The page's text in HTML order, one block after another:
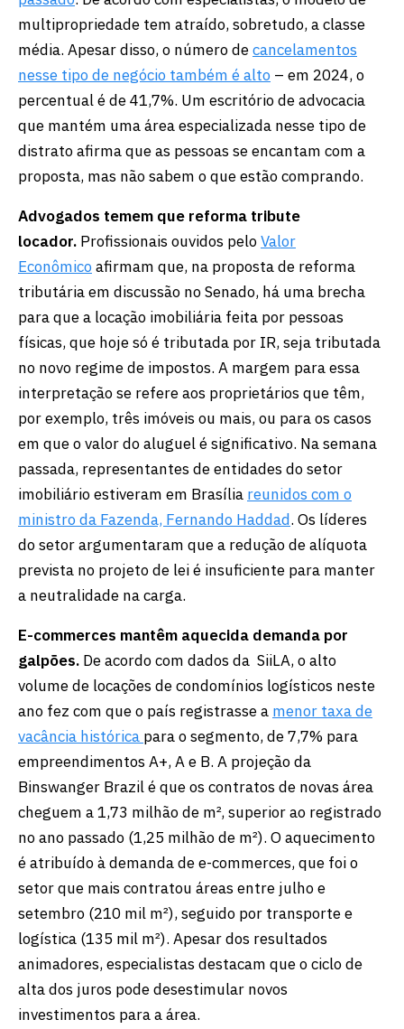
multipropriedade tem atraído, sobretudo, a classe
média. Apesar disso, o número decancelamentos
nesse tipo de negócio também é alto – em 2024, o
percentual é de 41,7%. Um escritório de advocacia
que mantém uma área especializada nesse tipo de
distrato afirma que as pessoas se encantam com a
proposta, mas não sabem o que estão comprando.
Advogados temem que reforma tribute
locador. Profissionais ouvidos peloValor
Econômicoafirmam que, na proposta de reforma
tributária em discussão no Senado, há uma brecha
para que a locação imobiliária feita por pessoas
físicas, que hoje só é tributada por IR, seja tributada
no novo regime de impostos. A margem para essa
interpretação se refere aos proprietários que têm,
por exemplo, três imóveis ou mais, ou para os casos
em que o valor do aluguel é significativo. Na semana
passada, representantes de entidades do setor
imobiliário estiveram em Brasília reunidos com o
ministro da Fazenda, Fernando Haddad. Os líderes
do setor argumentaram que a redução de alíquota
prevista no projeto de lei é insuficiente para manter
a neutralidade na carga.
E-commerces mantêm aquecida demanda por
galpões. De acordo com dados da SiiLA, o alto
volume de locações de condomínios logísticos neste
ano fez com que o país registrasse a menor taxa de
vacância histórica para o segmento, de 7,7% para
empreendimentos A+, A e B. A projeção da
Binswanger Brazil é que os contratos de novas área
cheguem a 1,73 milhão de m², superior ao registrado
no ano passado (1,25 milhão de m²). O aquecimento
é atribuído à demanda de e-commerces, que foi o
setor que mais contratou áreas entre julho e
setembro (210 mil m²), seguido por transporte e
logística (135 mil m²). Apesar dos resultados
animadores, especialistas destacam que o ciclo de
alta dos juros pode desestimular novos
investimentos para a área.